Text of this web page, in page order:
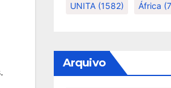
UNITA (1582) África
Arquivo